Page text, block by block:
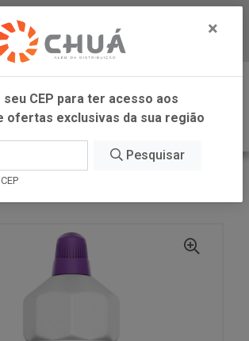
Baixe já nosso APP
0
×
seu CEP para ter acesso aos
ofertas exclusivas da sua região
Pesquisar